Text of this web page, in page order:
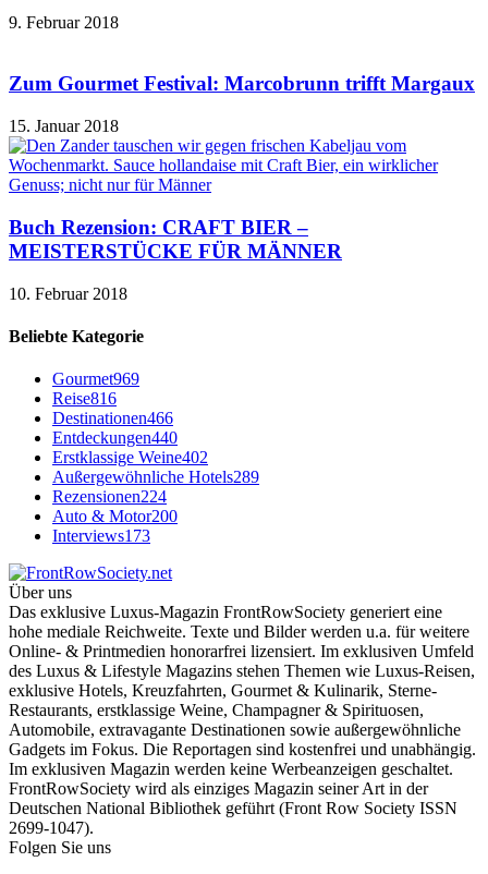
9. Februar 2018
Zum Gourmet Festival: Marcobrunn trifft Margaux
15. Januar 2018
Buch Rezension: CRAFT BIER –
MEISTERSTÜCKE FÜR MÄNNER
10. Februar 2018
Beliebte Kategorie
Gourmet969
Reise816
Destinationen466
Entdeckungen440
Erstklassige Weine402
Außergewöhnliche Hotels289
Rezensionen224
Auto & Motor200
Interviews173
Über uns
Das exklusive Luxus-Magazin FrontRowSociety generiert eine
hohe mediale Reichweite. Texte und Bilder werden u.a. für weitere
Online- & Printmedien honorarfrei lizensiert. Im exklusiven Umfeld
des Luxus & Lifestyle Magazins stehen Themen wie Luxus-Reisen,
exklusive Hotels, Kreuzfahrten, Gourmet & Kulinarik, Sterne-
Restaurants, erstklassige Weine, Champagner & Spirituosen,
Automobile, extravagante Destinationen sowie außergewöhnliche
Gadgets im Fokus. Die Reportagen sind kostenfrei und unabhängig.
Im exklusiven Magazin werden keine Werbeanzeigen geschaltet.
FrontRowSociety wird als einziges Magazin seiner Art in der
Deutschen National Bibliothek geführt (Front Row Society ISSN
2699-1047).
Folgen Sie uns